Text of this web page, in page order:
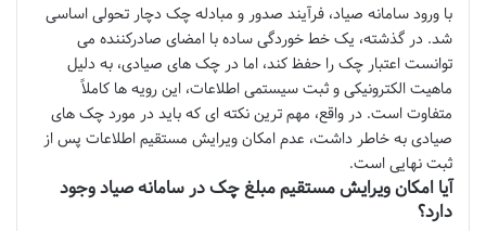
با ورود سامانه صیاد، فرآیند صدور و مبادله چک دچار تحولی اساسی
شد. در گذشته، یک خط خوردگی ساده با امضای صادرکننده می
توانست اعتبار چک را حفظ کند، اما در چک های صیادی، به دلیل
ماهیت الکترونیکی و ثبت سیستمی اطلاعات، این رویه ها کاملاً
متفاوت است. در واقع، مهم ترین نکته ای که باید در مورد چک های
صیادی به خاطر داشت، عدم امکان ویرایش مستقیم اطلاعات پس از
ثبت نهایی است.
آیا امکان ویرایش مستقیم مبلغ چک در سامانه صیاد وجود
دارد؟